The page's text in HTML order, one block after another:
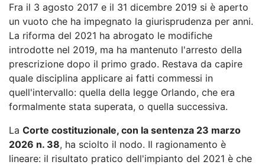
Fra il 3 agosto 2017 e il 31 dicembre 2019 si è aperto
un vuoto che ha impegnato la giurisprudenza per anni.
La riforma del 2021 ha abrogato le modifiche
introdotte nel 2019, ma ha mantenuto l'arresto della
prescrizione dopo il primo grado. Restava da capire
quale disciplina applicare ai fatti commessi in
quell'intervallo: quella della legge Orlando, che era
formalmente stata superata, o quella successiva.
La Corte costituzionale, con la sentenza 23 marzo
2026 n. 38, ha sciolto il nodo. Il ragionamento è
lineare: il risultato pratico dell'impianto del 2021 è che